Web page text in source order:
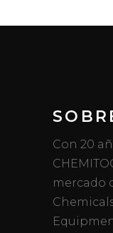
Con 20
mercado